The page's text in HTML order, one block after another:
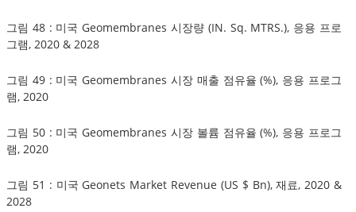
그림 48 : 미국 Geomembranes 시장량 (IN. Sq. MTRS.), 응용 프로
그램, 2020 & 2028
그림 49 : 미국 Geomembranes 시장 매출 점유율 (%), 응용 프로그
램, 2020
그림 50 : 미국 Geomembranes 시장 볼륨 점유율 (%), 응용 프로그
램, 2020
그림 51 : 미국 Geonets Market Revenue (US $ Bn), 재료, 2020 &
2028